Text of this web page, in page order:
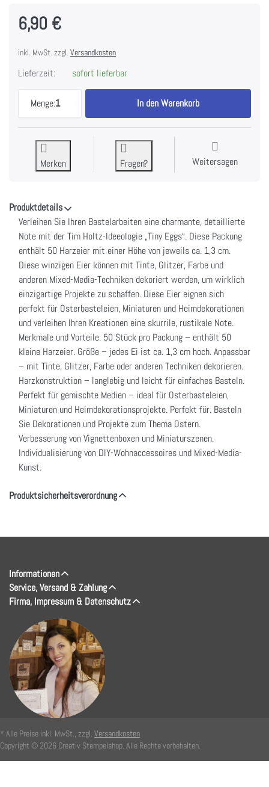
6,90 €
inkl. MwSt. zzgl. Versandkosten
Lieferzeit: sofort lieferbar
Menge:1
Idea-Ology - Tiny Eggs by Tim Holtz zu 6,90 €,
In den Warenkorb
Merken Fragen? Weitersagen
Produktdetails
Verleihen Sie Ihren Bastelarbeiten eine charmante, detaillierte
Note mit der Tim Holtz-Ideeologie „Tiny Eggs“. Diese Packung
enthält 50 Harzeier mit einer Höhe von jeweils ca. 1,3 cm.
Diese winzigen Eier können mit Tinte, Glitzer, Farbe und
anderen Mixed-Media-Techniken dekoriert werden, um wirklich
einzigartige Projekte zu schaffen. Diese Eier eignen sich
perfekt für Osterbasteleien, Miniaturen und Heimdekorationen
und verleihen Ihren Kreationen eine skurrile, rustikale Note.
Merkmale und Vorteile. 50 Stück pro Packung – enthält 50
kleine Harzeier. Größe – jedes Ei ist ca. 1,3 cm hoch. Anpassbar
– mit Tinte, Glitzer, Farbe oder anderen Techniken dekorieren.
Harzkonstruktion – langlebig und leicht für einfaches Basteln.
Perfekt für gemischte Medien – ideal für Osterbasteleien,
Miniaturen und Heimdekorationsprojekte. Perfekt für. Basteln
Sie Dekorationen und Projekte zum Thema Ostern.
Verbesserung von Vignettenboxen und Miniaturszenen.
Individualisierung von DIY-Wohnaccessoires und Mixed-Media-
Kunst.
Produktsicherheitsverordnung
Informationen
Service, Versand & Zahlung
Firma, Impressum & Datenschutz
* Alle Preise inkl. MwSt., zzgl. Versandkosten
Copyright © 2026 Creativ Stempelshop. Alle Rechte vorbehalten.